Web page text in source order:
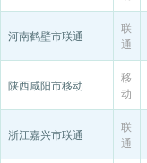
河南鹤壁市联通
联
通
陕西咸阳市移动
移
动
浙江嘉兴市联通
联
通